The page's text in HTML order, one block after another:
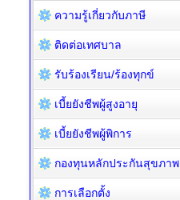
ความรู้เกี่ยวกับภาษี
ติดต่อเทศบาล
รับร้องเรียน/ร้องทุกข์
เบี้ยยังชีพผู้สูงอายุ
เบี้ยยังชีพผู้พิการ
กองทุนหลักประกันสุขภาพ
การเลือกตั้ง